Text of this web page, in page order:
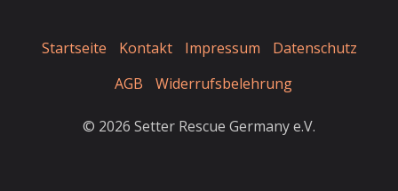
Startseite Kontakt Impressum
Datenschutz
AGB
Widerrufsbelehrung
© 2026 Setter Rescue Germany e.V.